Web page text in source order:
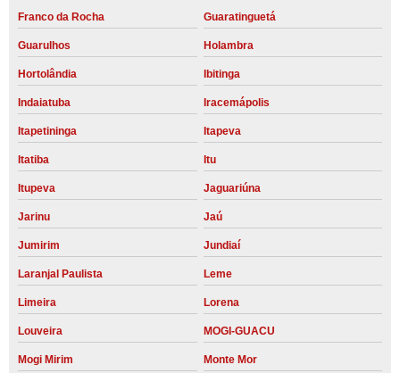
Franco da Rocha Guaratinguetá
Guarulhos Holambra
Hortolândia Ibitinga
Indaiatuba Iracemápolis
Itapetininga Itapeva
Itatiba Itu
Itupeva Jaguariúna
Jarinu Jaú
Jumirim Jundiaí
Laranjal Paulista Leme
Limeira Lorena
Louveira MOGI-GUACU
Mogi Mirim Monte Mor